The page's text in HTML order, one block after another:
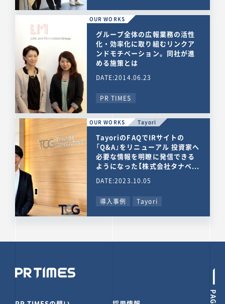
OUR WORKS
グループ全体の広報業務の活性
化・効率化に取り組むリンクア
ンドモチベーション。同社が進
める施策とは
DATE:2014.06.23
PR TIMES
OUR WORKS Tayori
TayoriのFAQでIRサイトの
「Q&A」をリニューアル 投資家へ
必要な情報を明瞭に発信できる
ようになった【株式会社タナベ...
DATE:2023.10.05
導入事例 Tayori